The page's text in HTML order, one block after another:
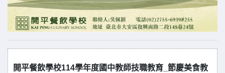
開平餐飲學校114學年度國中教師技職教育_節慶美食教